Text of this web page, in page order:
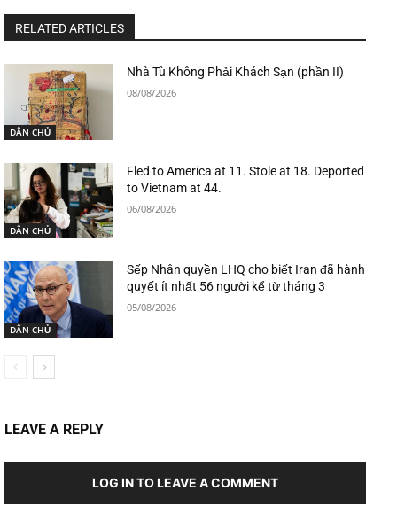
RELATED ARTICLES
DÂN CHỦ
Nhà Tù Không Phải Khách Sạn (phần II)
08/08/2026
DÂN CHỦ
Fled to America at 11. Stole at 18. Deported
to Vietnam at 44.
06/08/2026
DÂN CHỦ
Sếp Nhân quyền LHQ cho biết Iran đã hành
quyết ít nhất 56 người kể từ tháng 3
05/08/2026
LEAVE A REPLY
LOG IN TO LEAVE A COMMENT